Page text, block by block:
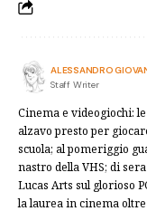
ALESSANDRO
Staff Writer
Cinema e videogiochi:
alzavo presto per
scuola; al pomeriggio
nastro della VHS; di
Lucas Arts sul glorioso
la laurea in cinema